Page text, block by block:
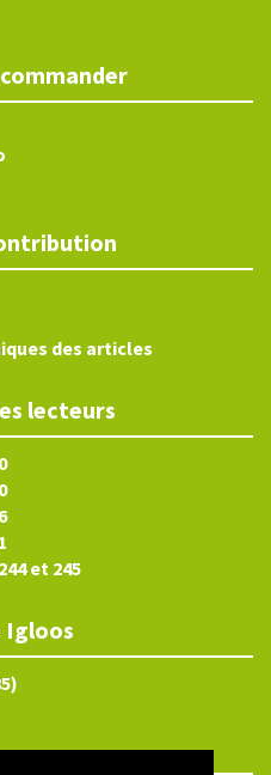
des articles
lecteurs
et 245
Igloos